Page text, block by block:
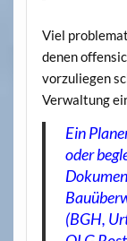
Viel
denen
vorzuliegen
Verwaltung
Ein
oder
(BGH,